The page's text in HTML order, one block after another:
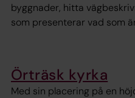
byggnader, hitta
som presenterar vad som
Örträsk kyrka
Med sin placering på en